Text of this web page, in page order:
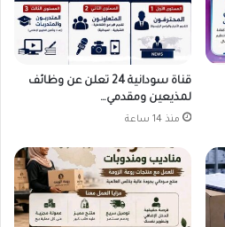
قناة سودانية 24 تعلن عن وظائف
لمذيعين ومقدمي…
منذ 14 ساعة